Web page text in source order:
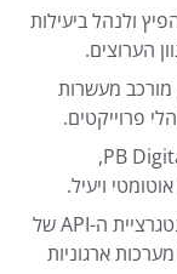
ולנהל ביעילות
הערוצים.
מעשרות
פרוייקטים.
מערכת ההנגשה NAGIX, המבוססת על PB Digital,
ויעיל.
PB Digital משלבת כ-OEM את פתרון אינטגרציית ה-API של